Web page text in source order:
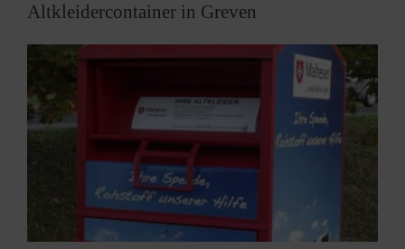
Altkleidercontainer in Greven